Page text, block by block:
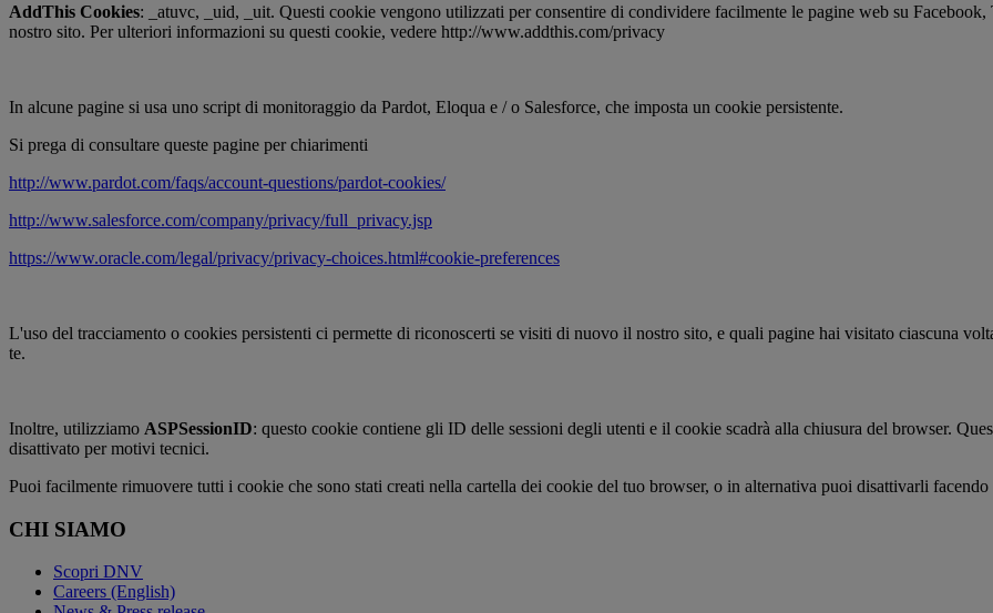
AddThis Cookies: _atuvc, _uid, _uit. Questi cookie vengono utilizzati per consentire di condividere facilmente le pagine web su
nostro sito. Per ulteriori informazioni su questi cookie, vedere http://www.addthis.com/privacy
In alcune pagine si usa uno script di monitoraggio da Pardot, Eloqua e / o Salesforce, che imposta un cookie persistente.
Si prega di consultare queste pagine per chiarimenti
http://www.pardot.com/faqs/account-questions/pardot-cookies/
http://www.salesforce.com/company/privacy/full_privacy.jsp
https://www.oracle.com/legal/privacy/privacy-choices.html#cookie-preferences
L'uso del tracciamento o cookies persistenti ci permette di riconoscerti se visiti di nuovo il nostro sito, e quali pagine hai visitato ciascuna
te.
Inoltre, utilizziamo ASPSessionID: questo cookie contiene gli ID delle sessioni degli utenti e il cookie scadrà alla chiusura del browser.
disattivato per motivi tecnici.
Puoi facilmente rimuovere tutti i cookie che sono stati creati nella cartella dei cookie del tuo browser, o in alternativa puoi disattivarli
CHI SIAMO
Scopri DNV
Careers (English)